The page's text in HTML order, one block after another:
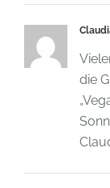
die